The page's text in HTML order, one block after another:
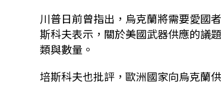
川普日前曾指出，烏克蘭將需要愛國
斯科夫表示，關於美國武器供應的議
類與數量。
培斯科夫也批評，歐洲國家向烏克蘭